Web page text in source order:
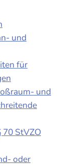
und
für
und
70 StVZO
oder